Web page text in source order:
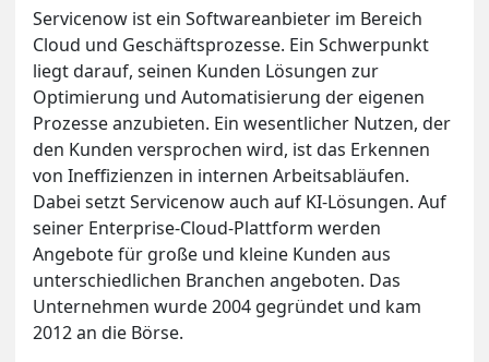
Servicenow ist ein Softwareanbieter im Bereich
Cloud und Geschäftsprozesse. Ein Schwerpunkt
liegt darauf, seinen Kunden Lösungen zur
Optimierung und Automatisierung der eigenen
Prozesse anzubieten. Ein wesentlicher Nutzen, der
den Kunden versprochen wird, ist das Erkennen
von Ineffizienzen in internen Arbeitsabläufen.
Dabei setzt Servicenow auch auf KI-Lösungen. Auf
seiner Enterprise-Cloud-Plattform werden
Angebote für große und kleine Kunden aus
unterschiedlichen Branchen angeboten. Das
Unternehmen wurde 2004 gegründet und kam
2012 an die Börse.